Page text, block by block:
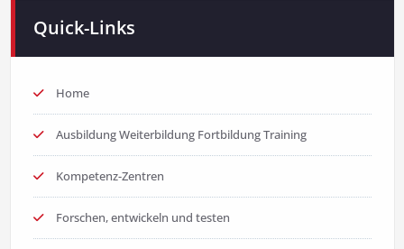
Quick-Links
Home
Ausbildung Weiterbildung Fortbildung Training
Kompetenz-Zentren
Forschen, entwickeln und testen